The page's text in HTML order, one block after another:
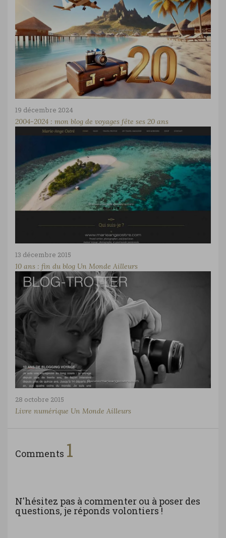
19 décembre 2024
2004-2024 : mon blog de voyages fête ses 20 ans
13 décembre 2015
10 ans : fin du blog Un Monde Ailleurs
28 octobre 2015
Livre numérique Un Monde Ailleurs
Comments 1
N'hésitez pas à commenter ou à poser des
questions, je réponds volontiers !